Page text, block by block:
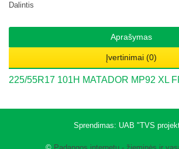
Dalintis
Aprašymas
Įvertinimai (0)
225/55R17 101H MATADOR MP92 XL
Sprendimas: UAB "TVS